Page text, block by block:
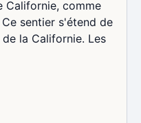
Californie, comme
sentier s'étend de
la Californie. Les